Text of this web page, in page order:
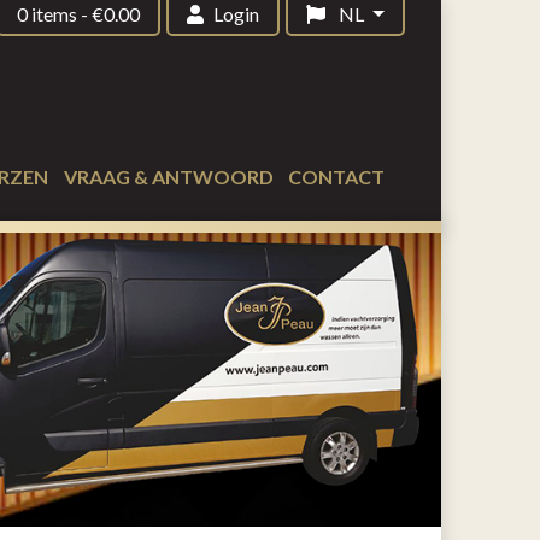
0 items -€0.00 Login NL
VRAAG & ANTWOORD CONTACT